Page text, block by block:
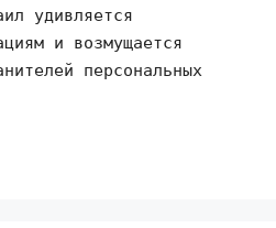
удивляется
и возмущается
персональных